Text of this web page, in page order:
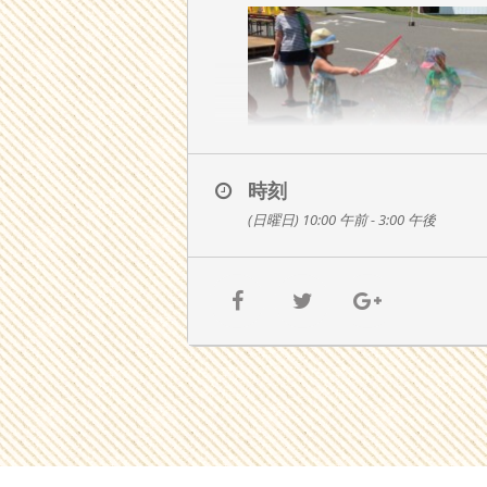
時刻
(日曜日) 10:00 午前 - 3:00 午後